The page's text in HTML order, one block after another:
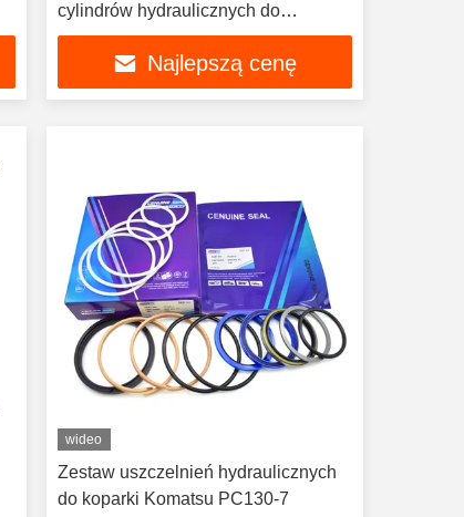
cylindrów hydraulicznych do
uszczelniaczy pyłu tłokowego
Najlepszą cenę
wideo
Zestaw uszczelnień hydraulicznych
do koparki Komatsu PC130-7